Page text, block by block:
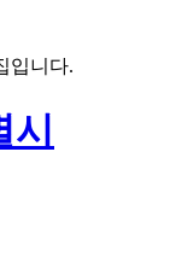
입니다.